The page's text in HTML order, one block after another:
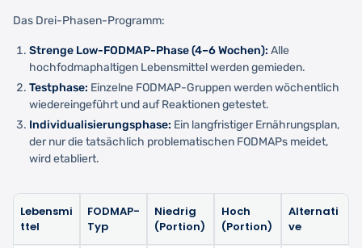
Das Drei-Phasen-Programm:
Strenge Low-FODMAP-Phase (4–6 Wochen): Alle
hochfodmaphaltigen Lebensmittel werden gemieden.
Testphase: Einzelne FODMAP-Gruppen werden wöchentlich
wiedereingeführt und auf Reaktionen getestet.
Individualisierungsphase: Ein langfristiger Ernährungsplan,
der nur die tatsächlich problematischen FODMAPs meidet,
wird etabliert.
Lebensmi
ttel
FODMAP-
Typ
Niedrig
(Portion)
Hoch
(Portion)
Alternati
ve